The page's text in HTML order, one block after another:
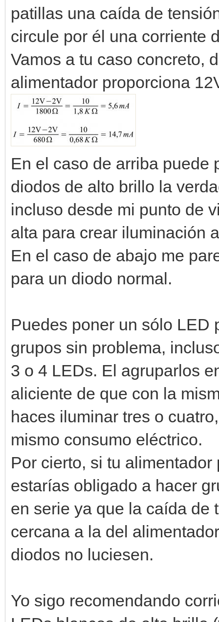
patillas una caída de
circule por él una corriente
Vamos a tu caso concreto,
alimentador proporciona
En el caso de arriba puede
diodos de alto brillo la
incluso desde mi punto de
alta para crear iluminación
En el caso de abajo me
para un diodo normal.
Puedes poner un sólo LED
grupos sin problema,
3 o 4 LEDs. El agruparlos
aliciente de que con la
haces iluminar tres o
mismo consumo eléctrico.
Por cierto, si tu
estarías obligado a hacer
en serie ya que la caída de
cercana a la del
diodos no luciesen.
Yo sigo recomendando